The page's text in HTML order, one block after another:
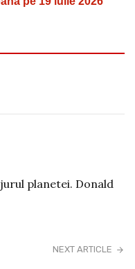
planetei. Donald
NEXT ARTICLE